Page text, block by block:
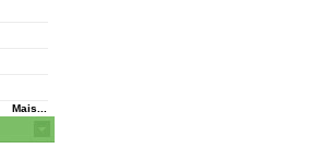
Mais...